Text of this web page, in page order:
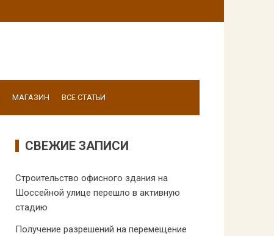
МАГАЗИН ВСЕ СТАТЬИ
СВЕЖИЕ ЗАПИСИ
Строительство офисного здания на
Шоссейной улице перешло в активную
стадию
Получение разрешений на перемещение